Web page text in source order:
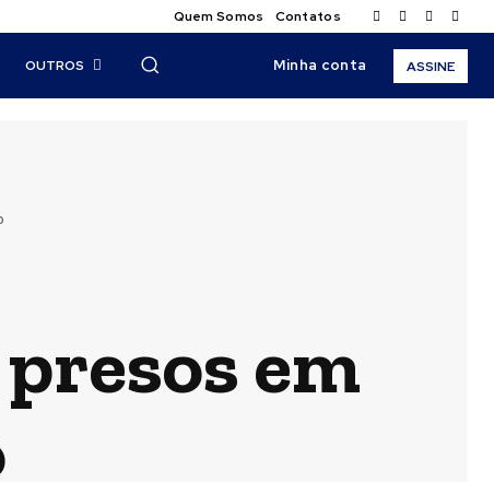
Quem Somos Contatos
OUTROS Minha conta ASSINE
em